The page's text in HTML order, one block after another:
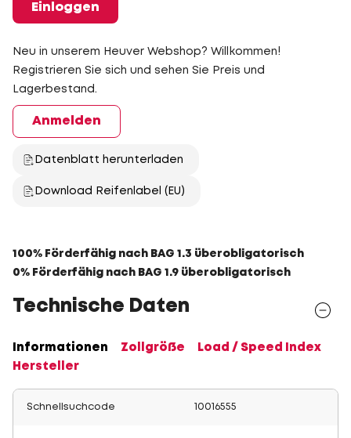
Einloggen
Neu in unserem Heuver Webshop? Willkommen!
Registrieren Sie sich und sehen Sie Preis und
Lagerbestand.
Anmelden
Datenblatt herunterladen
Download Reifenlabel (EU)
100% Förderfähig nach BAG 1.3 überobligatorisch
0% Förderfähig nach BAG 1.9 überobligatorisch
Technische Daten
Informationen Zollgröße
Load / Speed Index
Hersteller
Schnellsuchcode 10016555